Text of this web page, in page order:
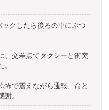
クしたら後ろの車にぶつ
、交差点でタクシーと衝突
怖で震えながら通報、命と
。